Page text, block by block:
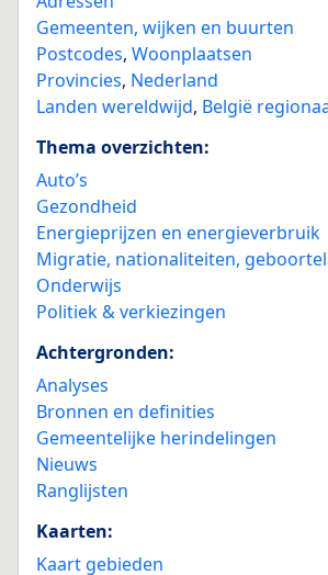
Gemeenten, wijken en buurten
Postcodes, Woonplaatsen
Provincies, Nederland
Landen wereldwijd, België
Thema overzichten:
Auto’s
Gezondheid
Energieprijzen en energieverbruik
Migratie, nationaliteiten,
Onderwijs
Politiek & verkiezingen
Achtergronden:
Analyses
Bronnen en definities
Gemeentelijke herindelingen
Nieuws
Ranglijsten
Kaarten:
Kaart gebieden